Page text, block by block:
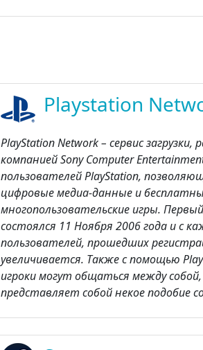
Playstation
PlayStation Network – сервис
компанией Sony Computer
пользователей PlayStation,
цифровые медиа-данные и
многопользовательские игры.
состоялся 11 Ноября 2006 года и с
пользователей, прошедших
увеличивается. Также с помощью
игроки могут общаться между собой,
представляет собой некое подобие